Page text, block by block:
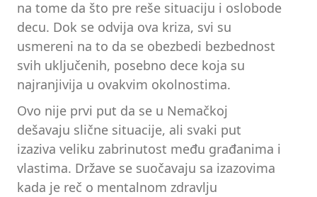
na tome da što pre reše situaciju i oslobode
decu. Dok se odvija ova kriza, svi su
usmereni na to da se obezbedi bezbednost
svih uključenih, posebno dece koja su
najranjivija u ovakvim okolnostima.
Ovo nije prvi put da se u Nemačkoj
dešavaju slične situacije, ali svaki put
izaziva veliku zabrinutost među građanima i
vlastima. Države se suočavaju sa izazovima
kada je reč o mentalnom zdravlju